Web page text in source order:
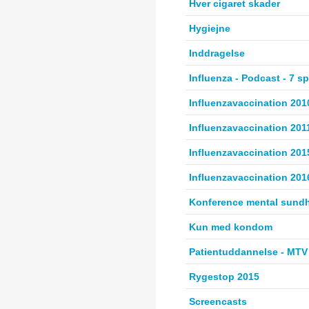
Hver cigaret skader
Hygiejne
Inddragelse
Influenza - Podcast - 7
Influenzavaccination
Influenzavaccination
Influenzavaccination
Influenzavaccination
Konference mental
Kun med kondom
Patientuddannelse -
Rygestop 2015
Screencasts